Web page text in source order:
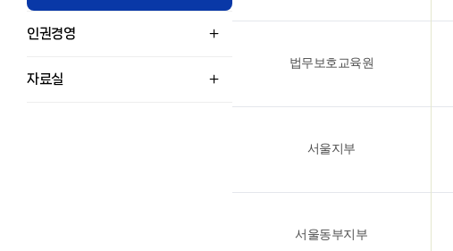
인권경영
자료실
법무보호교육원
서울지부
서울동부지부